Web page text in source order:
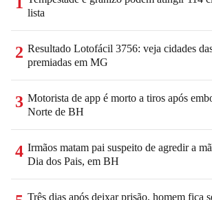
lista
2 Resultado Lotofácil 3756: veja cidades
premiadas em MG
3 Motorista de app é morto a tiros após
Norte de BH
4 Irmãos matam pai suspeito de agredir a
Dia dos Pais, em BH
Três dias após deixar prisão, homem fica